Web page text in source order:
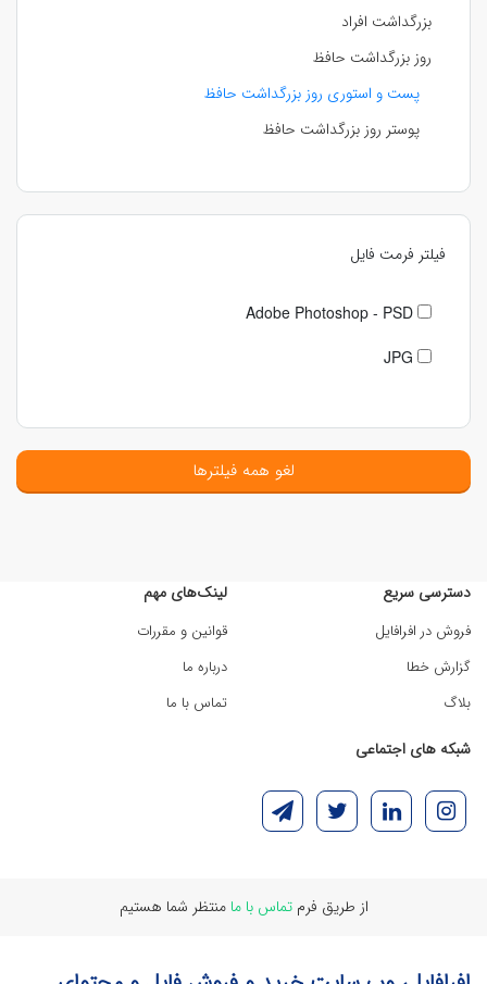
بزرگداشت افراد
روز بزرگداشت حافظ
پست و استوری روز بزرگداشت حافظ
پوستر روز بزرگداشت حافظ
فیلتر فرمت فایل
Adobe Photoshop - PSD
JPG
لغو همه فیلترها
دسترسی سریع
فروش در افرافایل
گزارش خطا
بلاگ
لینک‌های مهم
قوانین و مقررات
درباره ما
تماس با ما
شبکه های اجتماعی
از طریق فرمتماس با ما منتظر شما هستیم